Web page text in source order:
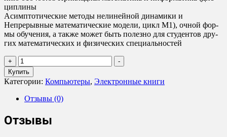
циплины
Асимптотические методы нелинейной динамики и
Непрерывные математические модели, цикл М1), очной фор-
мы обучения, а также может быть полезно для студентов дру-
гих математических и физических специальностей
+
Количество
товара
Релаксационные
автоколебания
в
нейронных
-
Купить
Категории: Компьютеры, Электронные книги
Отзывы (0)
Отзывы